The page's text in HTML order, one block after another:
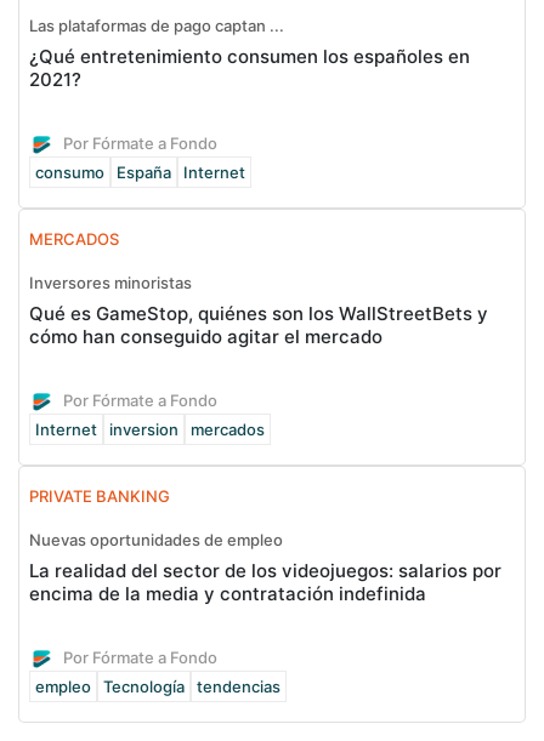
Las plataformas de pago captan ...
¿Qué entretenimiento consumen los españoles en
2021?
Por Fórmate a Fondo
consumo
España Internet
MERCADOS
Inversores minoristas
Qué es GameStop, quiénes son los WallStreetBets y
cómo han conseguido agitar el mercado
Por Fórmate a Fondo
Internet
inversion mercados
PRIVATE BANKING
Nuevas oportunidades de empleo
La realidad del sector de los videojuegos: salarios por
encima de la media y contratación indefinida
Por Fórmate a Fondo
empleo
Tecnología tendencias